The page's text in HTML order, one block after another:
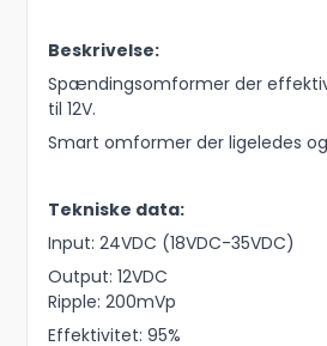
Beskrivelse:
Spændingsomformer der
til 12V.
Smart omformer der ligeledes
Tekniske data:
Input: 24VDC (18VDC-35VDC)
Output: 12VDC
Ripple: 200mVp
Effektivitet: 95%